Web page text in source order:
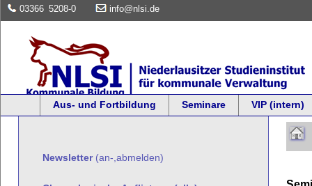
03366 5208-0 info@nlsi.de
Aus- und Fortbildung Seminare VIP (intern)
Newsletter(an-,abmelden)